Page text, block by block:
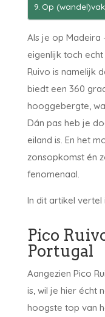
Op
Als je op Madeira
eigenlijk toch
Ruivo is namelijk
biedt een 360
hooggebergte,
Dán pas heb je
eiland is. En het
zonsopkomst én
fenomenaal.
In dit artikel vertel
Pico
Portugal
Aangezien Pico
is, wil je hier écht
hoogste top van